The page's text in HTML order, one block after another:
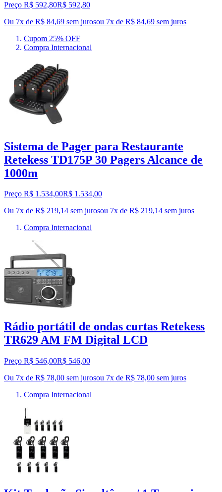
Preço R$ 592,80R$ 592,80
Ou 7x de R$ 84,69 sem jurosou 7x de R$ 84,69 sem juros
Cupom 25% OFF
Compra Internacional
Sistema de Pager para Restaurante
Retekess TD175P 30 Pagers Alcance de
1000m
Preço R$ 1.534,00R$ 1.534,00
Ou 7x de R$ 219,14 sem jurosou 7x de R$ 219,14 sem juros
Compra Internacional
Rádio portátil de ondas curtas Retekess
TR629 AM FM Digital LCD
Preço R$ 546,00R$ 546,00
Ou 7x de R$ 78,00 sem jurosou 7x de R$ 78,00 sem juros
Compra Internacional